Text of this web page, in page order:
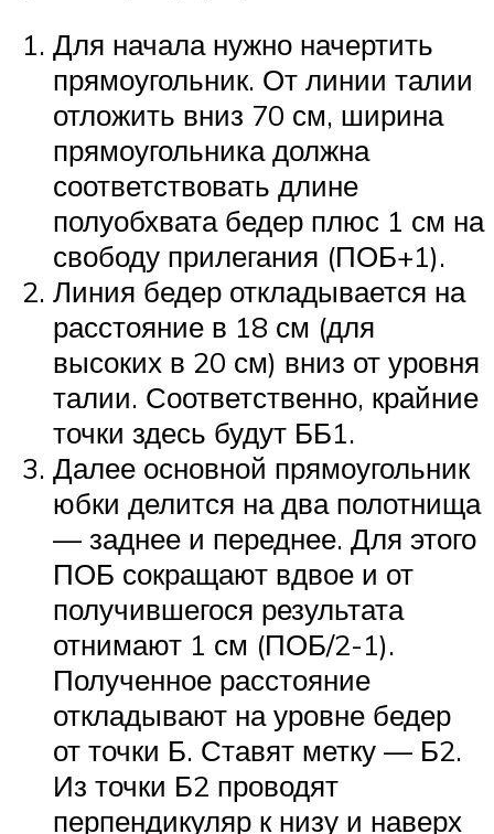
Для начала нужно начертить
прямоугольник. От линии талии
отложить вниз 70 см, ширина
прямоугольника должна
соответствовать длине
полуобхвата бедер плюс 1 см на
свободу прилегания (ПОБ+1).
Линия бедер откладывается на
расстояние в 18 см (для
высоких в 20 см) вниз от уровня
талии. Соответственно, крайние
точки здесь будут ББ1.
Далее основной прямоугольник
юбки делится на два полотнища
— заднее и переднее. Для этого
ПОБ сокращают вдвое и от
получившегося результата
отнимают 1 см (ПОБ/2-1).
Полученное расстояние
откладывают на уровне бедер
от точки Б. Ставят метку — Б2.
Из точки Б2 проводят
перпендикуляр к низу и наверх